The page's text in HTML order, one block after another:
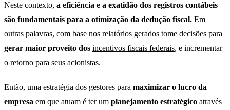
Neste contexto, a eficiência e a exatidão dos registros contábeis
são fundamentais para a otimização da dedução fiscal. Em
outras palavras, com base nos relatórios gerados tome decisões para
gerar maior proveito dos incentivos fiscais federais, e incrementar
o retorno para seus acionistas.
Então, uma estratégia dos gestores para maximizar o lucro da
empresa em que atuam é ter um planejamento estratégico através